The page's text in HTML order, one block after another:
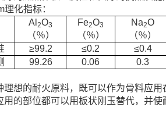
化指标：
Al 2O3
（％）
Fe2O3
（％）
Na2O
（％）
≥99.2 ≤0.2 ≤0.4
99.26 0.06 0.3
理想的耐火原料，既可以作为骨料应
用的部位都可以用板状刚玉替代，并使